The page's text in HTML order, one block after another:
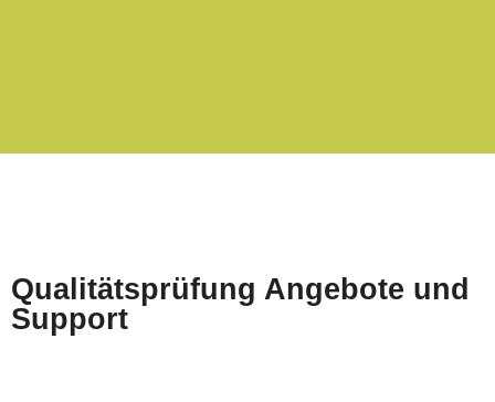
Qualitätsprüfung Angebote und
Support